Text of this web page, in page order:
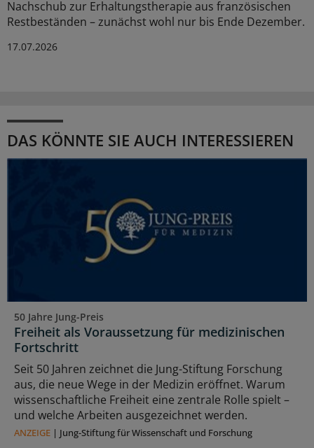
Nachschub zur Erhaltungstherapie aus französischen
Restbeständen – zunächst wohl nur bis Ende Dezember.
17.07.2026
DAS KÖNNTE SIE AUCH INTERESSIEREN
50 Jahre Jung-Preis
Freiheit als Voraussetzung für medizinischen
Fortschritt
Seit 50 Jahren zeichnet die Jung-Stiftung Forschung
aus, die neue Wege in der Medizin eröffnet. Warum
wissenschaftliche Freiheit eine zentrale Rolle spielt –
und welche Arbeiten ausgezeichnet werden.
ANZEIGE | Jung-Stiftung für Wissenschaft und Forschung